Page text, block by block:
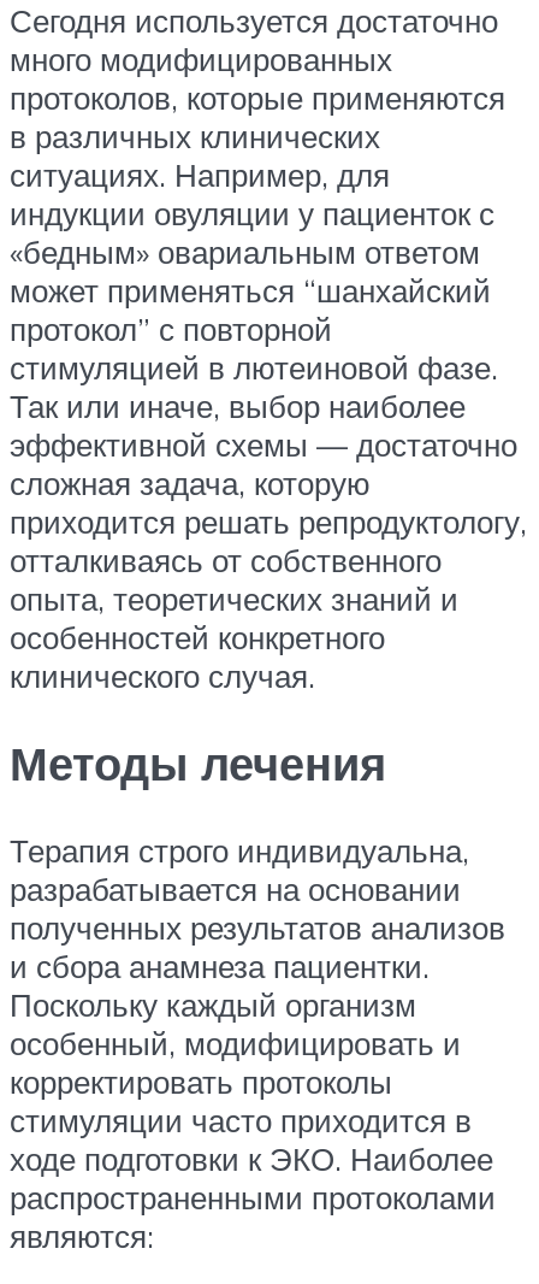
Сегодня используется достаточно
много модифицированных
протоколов, которые применяются
в различных клинических
ситуациях. Например, для
индукции овуляции у пациенток с
«бедным» овариальным ответом
может применяться “шанхайский
протокол” с повторной
стимуляцией в лютеиновой фазе.
Так или иначе, выбор наиболее
эффективной схемы — достаточно
сложная задача, которую
приходится решать репродуктологу,
отталкиваясь от собственного
опыта, теоретических знаний и
особенностей конкретного
клинического случая.
Методы лечения
Терапия строго индивидуальна,
разрабатывается на основании
полученных результатов анализов
и сбора анамнеза пациентки.
Поскольку каждый организм
особенный, модифицировать и
корректировать протоколы
стимуляции часто приходится в
ходе подготовки к ЭКО. Наиболее
распространенными протоколами
являются: